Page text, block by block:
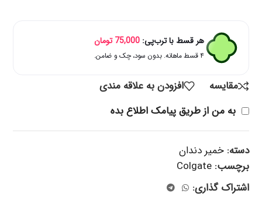
هر قسط با ترب‌پی:75,000 تومان
۴ قسط ماهانه. بدون سود، چک و ضامن.
مقایسه
افزودن به علاقه مندی
به من از طریق پیامک اطلاع بده
دسته: خمیر دندان
برچسب: Colgate
اشتراک گذاری: